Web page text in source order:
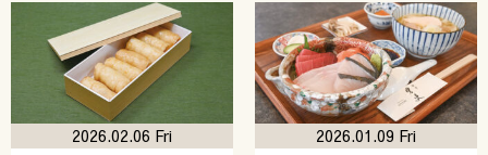
2026.02.06 Fri 2026.01.09 Fri